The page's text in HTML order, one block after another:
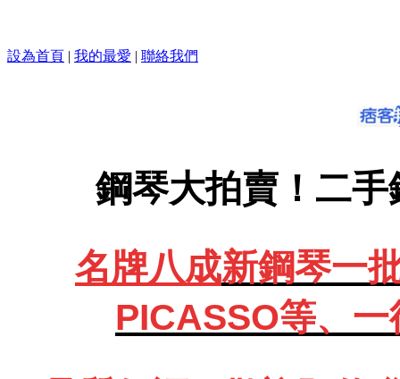
設為首頁 | 我的最愛 | 聯絡我們
鋼琴大拍賣！二
名牌八成新鋼琴一
PICASSO等、 一